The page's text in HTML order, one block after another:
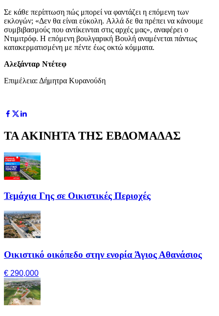
Σε κάθε περίπτωση πώς μπορεί να φαντάζει η επόμενη των
εκλογών; «Δεν θα είναι εύκολη. Αλλά δε θα πρέπει να κάνουμε
συμβιβασμούς που αντίκεινται στις αρχές μας», αναφέρει ο
Ντιμιτρόφ. Η επόμενη βουλγαρική Βουλή αναμένεται πάντως
κατακερματισμένη με πέντε έως οκτώ κόμματα.
Αλεξάνταρ Ντέτεφ
Επιμέλεια: Δήμητρα Κυρανούδη
ΤΑ ΑΚΙΝΗΤΑ ΤΗΣ ΕΒΔΟΜΑΔΑΣ
Τεμάχια Γης σε Οικιστικές Περιοχές
Οικιστικό οικόπεδο στην ενορία Άγιος Αθανάσιος
€ 290,000